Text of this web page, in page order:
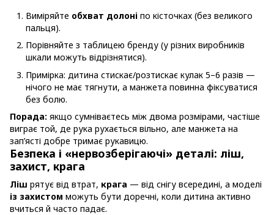
Виміряйте обхват долоні по кісточках (без великого
пальця).
Порівняйте з таблицею бренду (у різних виробників
шкали можуть відрізнятися).
Примірка: дитина стискає/розтискає кулак 5–6 разів —
нічого не має тягнути, а манжета повинна фіксуватися
без болю.
Порада: якщо сумніваєтесь між двома розмірами, частіше
виграє той, де рука рухається вільно, але манжета на
зап’ясті добре тримає рукавицю.
Безпека і «нервозберігаючі» деталі: ліш,
захист, крага
Ліш рятує від втрат, крага — від снігу всередині, а моделі
із захистом можуть бути доречні, коли дитина активно
вчиться й часто падає.